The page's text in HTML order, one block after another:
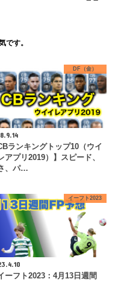
です。
DF（金）
ランキングトップ10（ウイ
アプリ2019）】スピード、
、パ…
イーフト2023
ーフト2023：4月13日週間